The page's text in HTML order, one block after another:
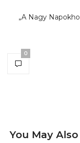
„A Nagy
0
You May